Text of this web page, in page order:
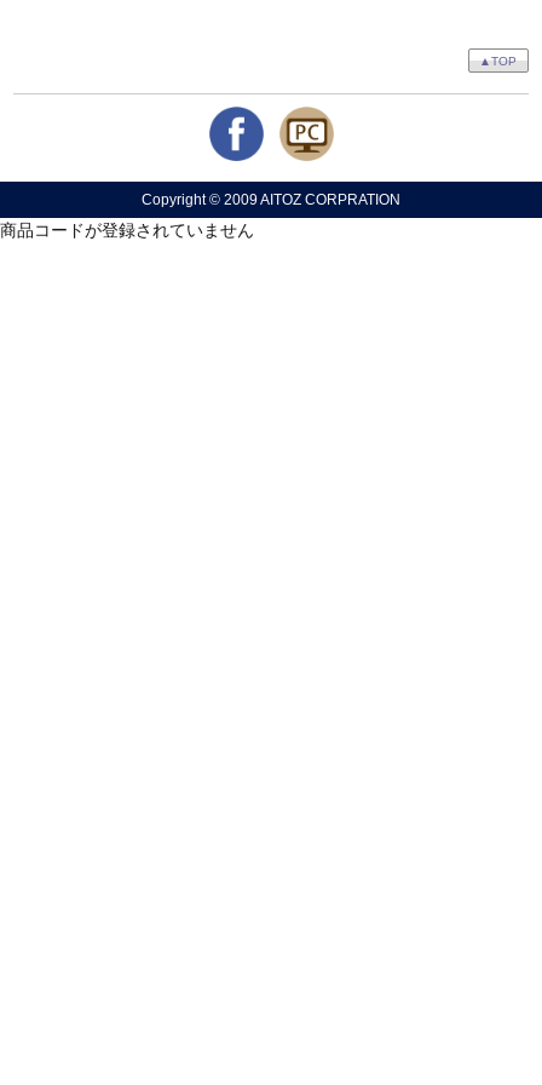
▲TOP
Copyright © 2009 AITOZ CORPRATION
商品コードが登録されていません